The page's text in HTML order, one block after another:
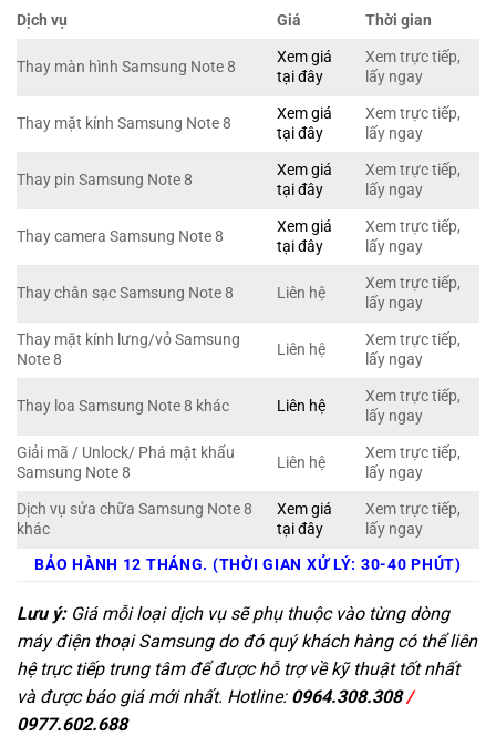
Dịch vụ Giá Thời gian
Thay màn hình Samsung Note 8
Xem giá
tại đây
Xem trực tiếp,
lấy ngay
Thay mặt kính Samsung Note 8
Xem giá
tại đây
Xem trực tiếp,
lấy ngay
Thay pin Samsung Note 8
Xem giá
tại đây
Xem trực tiếp,
lấy ngay
Thay camera Samsung Note 8
Xem giá
tại đây
Xem trực tiếp,
lấy ngay
Thay chân sạc Samsung Note 8 Liên hệ
Xem trực tiếp,
lấy ngay
Thay mặt kính lưng/vỏ Samsung
Note 8
Liên hệ
Xem trực tiếp,
lấy ngay
Thay loa Samsung Note 8 khác Liên hệ
Xem trực tiếp,
lấy ngay
Giải mã / Unlock/ Phá mật khẩu
Samsung Note 8
Liên hệ
Xem trực tiếp,
lấy ngay
Dịch vụ sửa chữa Samsung Note 8
khác
Xem giá
tại đây
Xem trực tiếp,
lấy ngay
BẢO HÀNH 12 THÁNG. (THỜI GIAN XỬ LÝ: 30-40 PHÚT)
Lưu ý:Giá mỗi loại dịch vụ sẽ phụ thuộc vào từng dòng
máy điện thoại Samsung do đó quý khách hàng có thể liên
hệ trực tiếp trung tâm để được hỗ trợ về kỹ thuật tốt nhất
và được báo giá mới nhất. Hotline: 0964.308.308/
0977.602.688